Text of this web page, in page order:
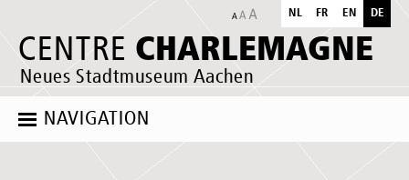
CENTRE CHARLEMAGNE
Neues Stadtmuseum Aachen
NL FR EN DE
NAVIGATION